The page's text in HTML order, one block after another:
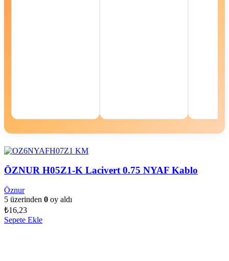
ÖZNUR H05Z1-K Lacivert 0.75 NYAF Kablo
Öznur
5 üzerinden 0 oy aldı
₺16,23
Sepete Ekle